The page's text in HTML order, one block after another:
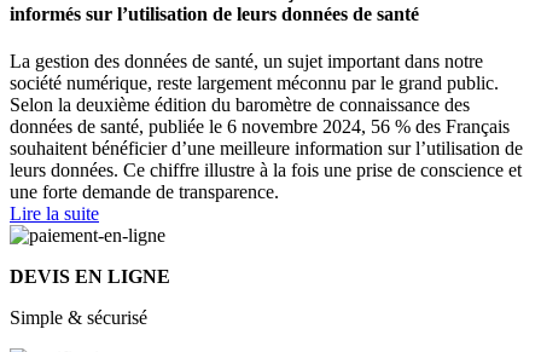
informés sur l’utilisation de leurs données de santé
La gestion des données de santé, un sujet important dans notre
société numérique, reste largement méconnu par le grand public.
Selon la deuxième édition du baromètre de connaissance des
données de santé, publiée le 6 novembre 2024, 56 % des Français
souhaitent bénéficier d’une meilleure information sur l’utilisation de
leurs données. Ce chiffre illustre à la fois une prise de conscience et
une forte demande de transparence.
Lire la suite
DEVIS EN LIGNE
Simple & sécurisé